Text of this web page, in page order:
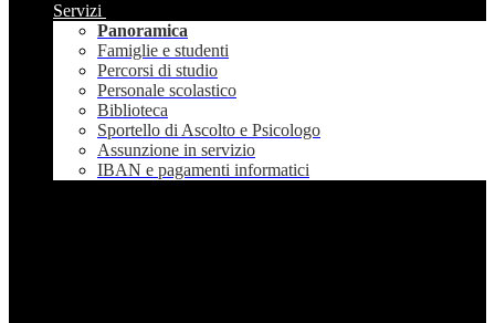
Servizi
Panoramica
Famiglie e studenti
Percorsi di studio
Personale scolastico
Biblioteca
Sportello di Ascolto e Psicologo
Assunzione in servizio
IBAN e pagamenti informatici